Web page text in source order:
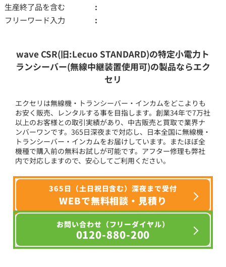
生産終了品を含む
フリーワード入力
wave CSR(旧:Lecuo STANDARD)の特定小電力ト
ランシーバー(無線中継装置使用可)の製品ならエク
セリ
エクセリは無線機・トランシーバー・インカムをどこよりも
お安く販売、レンタルする事を目指します。創業34年で7万社
以上のお客様との取引実績があり、中古販売と買取で業界ナ
ンバーワンです。365日深夜まで対応し、日本全国に無線機・
トランシーバー・インカムをお届けしています。またほぼ全
機種で購入前の無料お試しが可能です。アフター修理も弊社
内で対応しますので、安心してご利用ください。
365日（土日祝日含む）深夜まで受付
WEBで無料相談・見積り
お問い合わせ（フリーダイヤル）
0120-880-200